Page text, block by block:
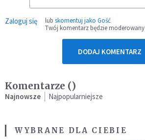
Zaloguj się lub skomentuj jako Gość
Twój komentarz będzie moderowany
DODAJ KOMENTARZ
Komentarze ()
Najnowsze Najpopularniejsze
WYBRANE DLA CIEBIE